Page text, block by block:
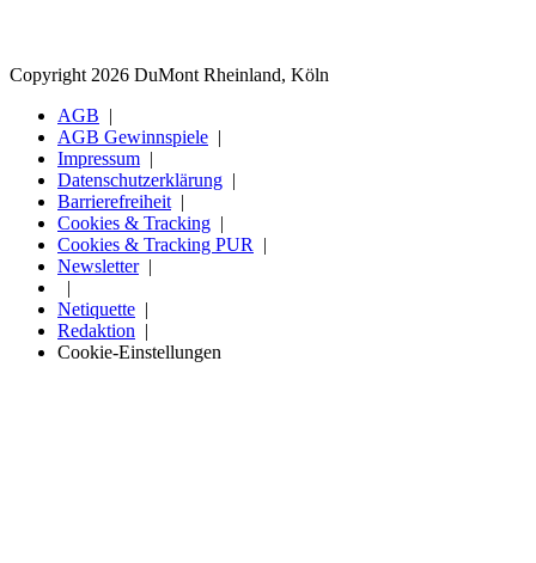
Copyright 2026 DuMont Rheinland, Köln
AGB
AGB Gewinnspiele
Impressum
Datenschutzerklärung
Barrierefreiheit
Cookies & Tracking
Cookies & Tracking PUR
Newsletter
Netiquette
Redaktion
Cookie-Einstellungen